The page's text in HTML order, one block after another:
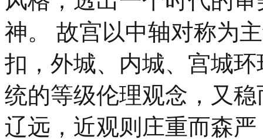
神。 故宫以中轴对称为
扣，外城、内城、宫城
统的等级伦理观念，又
辽远，近观则庄重而森